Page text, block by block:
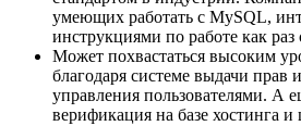
умеющих работать с MySQL,
инструкциями по работе как
Может похвастаться высоким
благодаря системе выдачи прав
управления пользователями. А
верификация на базе хостинга